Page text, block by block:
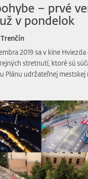
– prvé
v pondelok
Trenčín
2019 sa v kine Hviezda
stretnutí, ktoré sú
Plánu udržateľnej